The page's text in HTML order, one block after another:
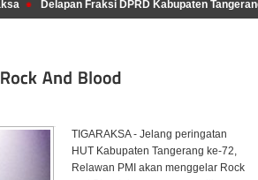
Delapan Fraksi DPRD Kabupaten
TIGARAKSA - Jelang peringatan
HUT Kabupaten Tangerang ke-72,
Relawan PMI akan menggelar Rock